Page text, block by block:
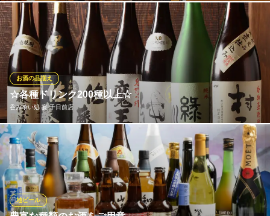
近鉄難波線大阪難波駅 徒歩3分
大阪府大阪市中央区道頓堀1-7-8 仲谷ビル1F
世界のドリンク200種以上取り揃えております。おすすめのウィス
キー約100種。ｼﾞｬﾊﾟﾆｰｽﾞｳｨｽｷｰは約50種取り揃えております。お
料理にも合う｢Japanese Whisky｣がおすすめです。飲み放題メニ
ューも充実！豊富なウィスキー・赤霧島なども飲み放題に｡
バッフィ・バルバ ウラ難波店
創作和食が楽しめるバー
大阪メトロ御堂筋線なんば駅 徒歩3分
大阪府大阪市中央区難波千日前14-25 阪南ビル3F
☆各種ドリンク200種以上☆
呑み喰い処 宴 千日前店
お酒の品揃え
料理のお供にどうぞ♪
呑み喰い処 宴 千日前店
居酒屋 焼き鳥 鍋
大阪メトロ御堂筋線なんば駅 徒歩5分
大阪府大阪市中央区千日前1-9-15 アレキサンダービルB1
地ビール